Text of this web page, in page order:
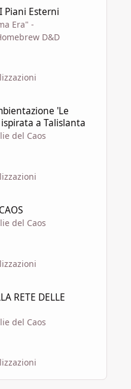
Piani Esterni
Era" -
D&D
'Le
a Talislanta
del Caos
del Caos
RETE DELLE
del Caos